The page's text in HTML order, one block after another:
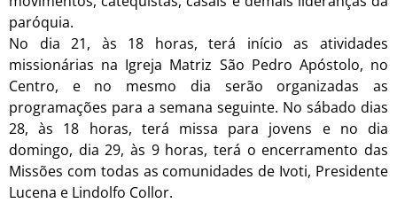
paróquia.
No dia 21, às 18 horas, terá início as atividades
missionárias na Igreja Matriz São Pedro Apóstolo, no
Centro, e no mesmo dia serão organizadas as
programações para a semana seguinte. No sábado dias
28, às 18 horas, terá missa para jovens e no dia
domingo, dia 29, às 9 horas, terá o encerramento das
Missões com todas as comunidades de Ivoti, Presidente
Lucena e Lindolfo Collor.